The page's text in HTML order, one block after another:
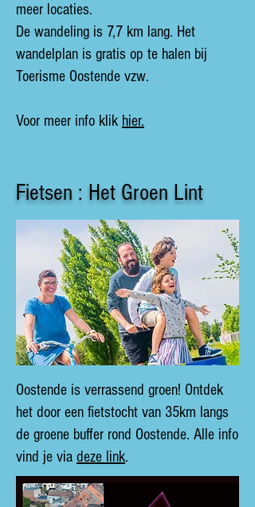
meer locaties.
De wandeling is 7,7 km lang. Het
wandelplan is gratis op te halen bij
Toerisme Oostende vzw.
Voor meer info klik hier.
Fietsen : Het Groen Lint
Oostende is verrassend groen! Ontdek
het door een fietstocht van 35km langs
de groene buffer rond Oostende. Alle info
vind je via deze link.